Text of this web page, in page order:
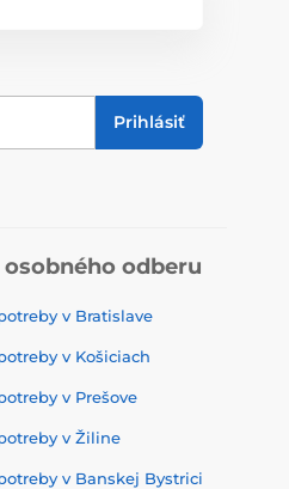
Prihlásiť
osobného odberu
v Bratislave
v Košiciach
v Prešove
v Žiline
v Banskej Bystrici